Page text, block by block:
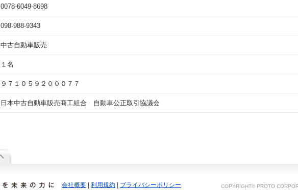
0078-6049-8698
098-988-9343
中古自動車販売
１名
９７１０５９２０００７７
日本中古自動車販売商工組合 自動車公正取引協議会
会社概要 利用規約 プライバシーポリシー COPYRIGHT© PROTO